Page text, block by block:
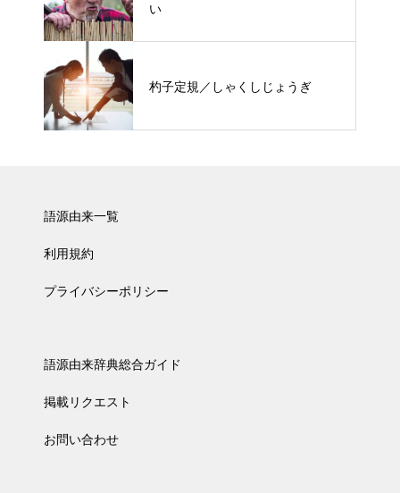
い
杓子定規／しゃくしじょうぎ
語源由来一覧
利用規約
プライバシーポリシー
語源由来辞典総合ガイド
掲載リクエスト
お問い合わせ